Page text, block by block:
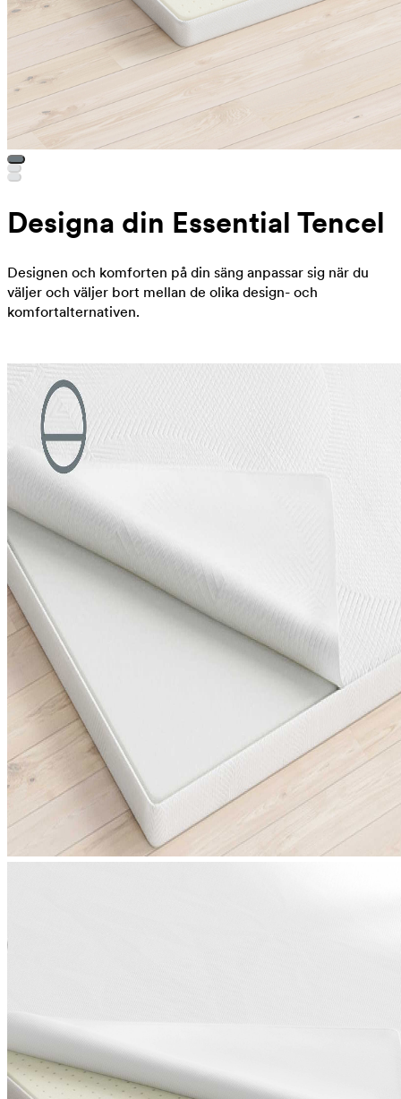
Designa din Essential Tencel
Designen och komforten på din säng anpassar sig när du
väljer och väljer bort mellan de olika design- och
komfortalternativen.